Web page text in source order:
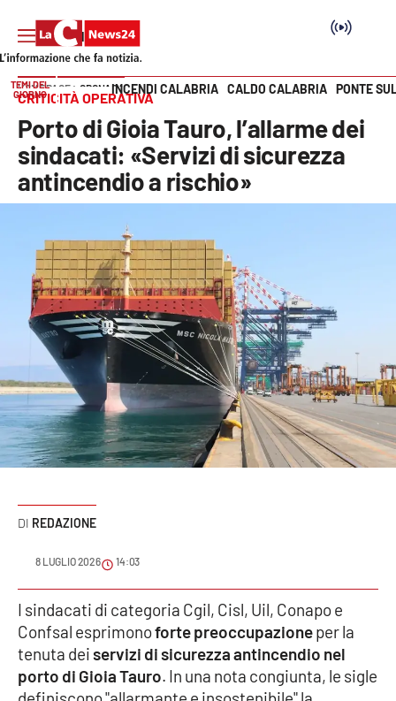
SEZIONI
Cronaca
Attualità
Economia e lavoro
Italia Mondo
Sanità
Sport
Meteo
Editoriali
Vai
TEMI DEL
GIORNO
INCENDI CALABRIA CALDO CALABRIA PONTE
HOME PAGE CRONACA
CRITICITÀ OPERATIVA
Porto di Gioia Tauro, l’allarme dei
sindacati: «Servizi di sicurezza
antincendio a rischio»
REDAZIONE
8 LUGLIO 2026 14:03
I sindacati di categoria Cgil, Cisl, Uil, Conapo e
Confsal esprimonoforte preoccupazioneper la
tenuta deiservizi di sicurezza antincendio nel
porto di Gioia Tauro. In una nota congiunta, le sigle